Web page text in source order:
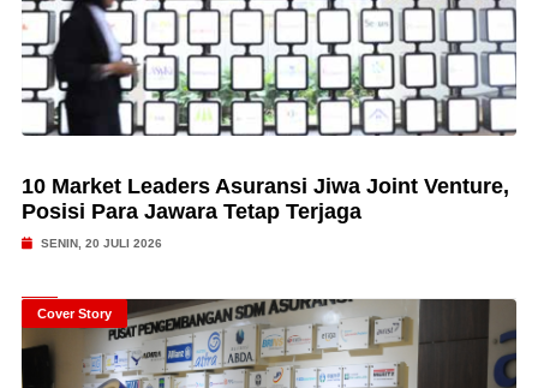
10 Market Leaders Asuransi Jiwa Joint Venture,
Posisi Para Jawara Tetap Terjaga
SENIN, 20 JULI 2026
Cover Story